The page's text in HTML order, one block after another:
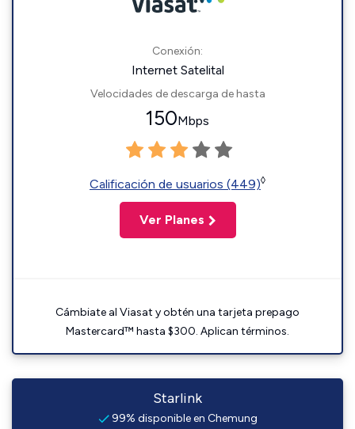
Conexión:
Internet Satelital
Velocidades de descarga de hasta
150Mbps
Calificación de usuarios (449)◊
Ver Planes
Cámbiate al Viasat y obtén una tarjeta prepago
Mastercard™ hasta $300. Aplican términos.
Starlink
99% disponible en Chemung